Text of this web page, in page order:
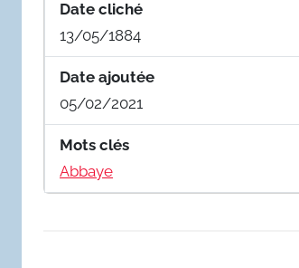
Date cliché
13/05/1884
Date ajoutée
05/02/2021
Mots clés
Abbaye